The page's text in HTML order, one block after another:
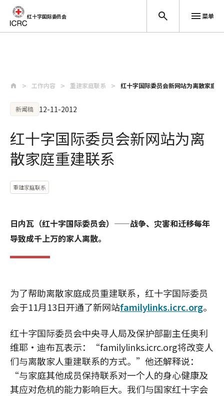
红十字国际委员会 菜单
工作内容 重建家庭联系 红十字国际委员会新网站为离散家庭
新闻稿 12-11-2012
红十字国际委员会新网站为离
散家庭重建联系
重建家庭联系
日内瓦（红十字国际委员会）——战争、灾害和迁移每年
导致成千上万的家人离散。
为了帮助离散家庭成员重建联系，红十字国际委员
会于11月13日开通了新网站familylinks.icrc.org。
红十字国际委员会中央寻人局及保护部副主任奥利
维耶•迪布瓦表示：“familylinks.icrc.org将改变人
们与离散家人重建联系的方式。”他还解释说：
“与家庭其他成员保持联系对一个人的身心健康及
其应对危机的能力影响巨大。我们与国家红十字会